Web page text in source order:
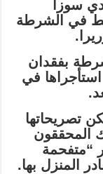
سوزا
في الشرطة
الشرطة بفقدان
في
تصريحاتها
المحققون
“متفحمة
المنزل بها.